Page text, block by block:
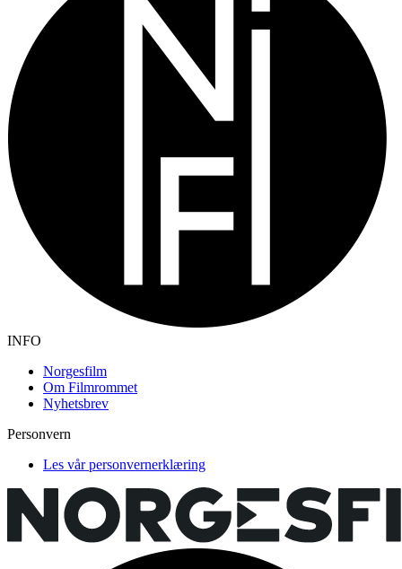
INFO
Norgesfilm
Om Filmrommet
Nyhetsbrev
Personvern
Les vår personvernerklæring